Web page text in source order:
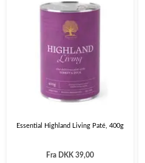
Essential Highland Living Paté, 400g
Fra DKK 39,00